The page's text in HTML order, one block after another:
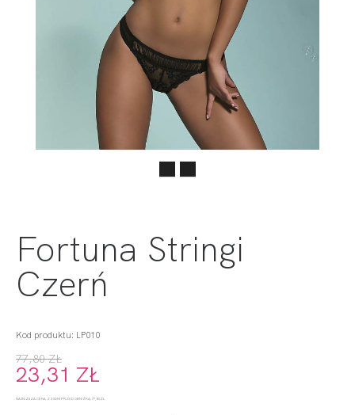
Fortuna Stringi
Czerń
Kod produktu: LP010
77,80 ZŁ
23,31 ZŁ
NAJNIŻSZA CENA Z 30 DNI PRZED OBNIŻKĄ: 77,80 ZŁ